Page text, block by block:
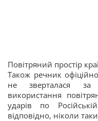
Повітряний простір
Також речник
не зверталася
використання
ударів по
відповідно, ніколи